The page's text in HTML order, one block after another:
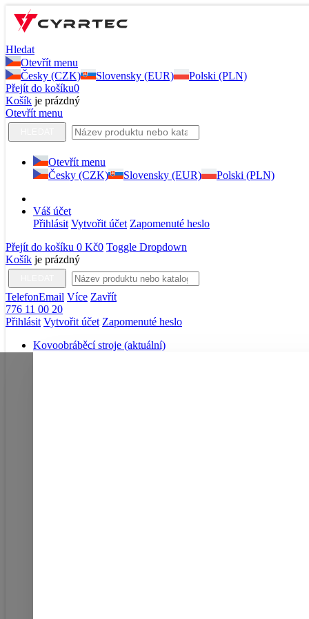
Hledat
Otevřít menu
Česky (CZK)
Slovensky (EUR)
Polski (PLN)
Přejít do košíku0
Košík je prázdný
Otevřít menu
Otevřít menu
Česky (CZK)
Slovensky (EUR) Polski (PLN)
Váš účet
Přihlásit Vytvořit účet Zapomenuté heslo
Přejít do košíku 0 Kč0 Toggle Dropdown
Košík je prázdný
TelefonEmail Více Zavřít
776 11 00 20
Přihlásit Vytvořit účet Zapomenuté heslo
Kovoobráběcí stroje (aktuální)